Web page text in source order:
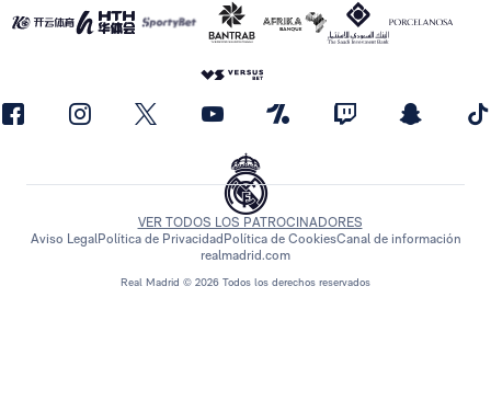
Real Madrid © 2026 Todos los derechos reservados
VER TODOS LOS PATROCINADORES
Aviso LegalPolítica de Privacidad Política de CookiesCanal de información
realmadrid.com